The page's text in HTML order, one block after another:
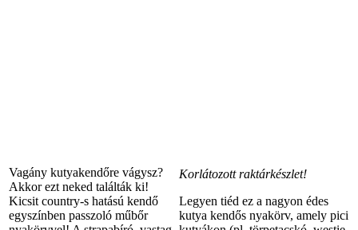
Vagány kutyakendőre vágysz?
Akkor ezt neked találták ki!
Kicsit country-s hatású kendő
egyszínben passzoló műbőr
Korlátozott raktárkészlet!
Legyen tiéd ez a nagyon édes
kutya kendős nyakörv, amely pici